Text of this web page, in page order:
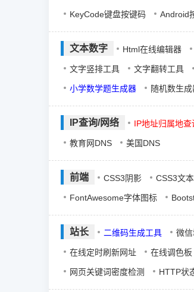
KeyCode键盘按键码 Android
文本数字 Html在线编辑器
文字竖排工具 文字翻转工具
小学数学题生成器 随机数生成
IP查询/网络 IP地址归属地查
教育网DNS 美国DNS
前端 CSS3阴影 CSS3文
FontAwesome字体图标
站长 二维码生成工具 微
在线定时刷新网址 在线调色板
网页关键词密度检测 HTTP状